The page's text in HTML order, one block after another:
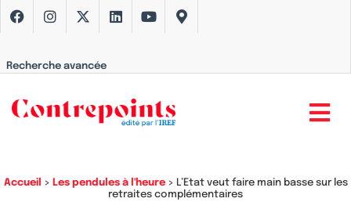
Recherche avancée
Accueil > Les pendules à l'heure> L’Etat veut faire main basse sur les
retraites complémentaires